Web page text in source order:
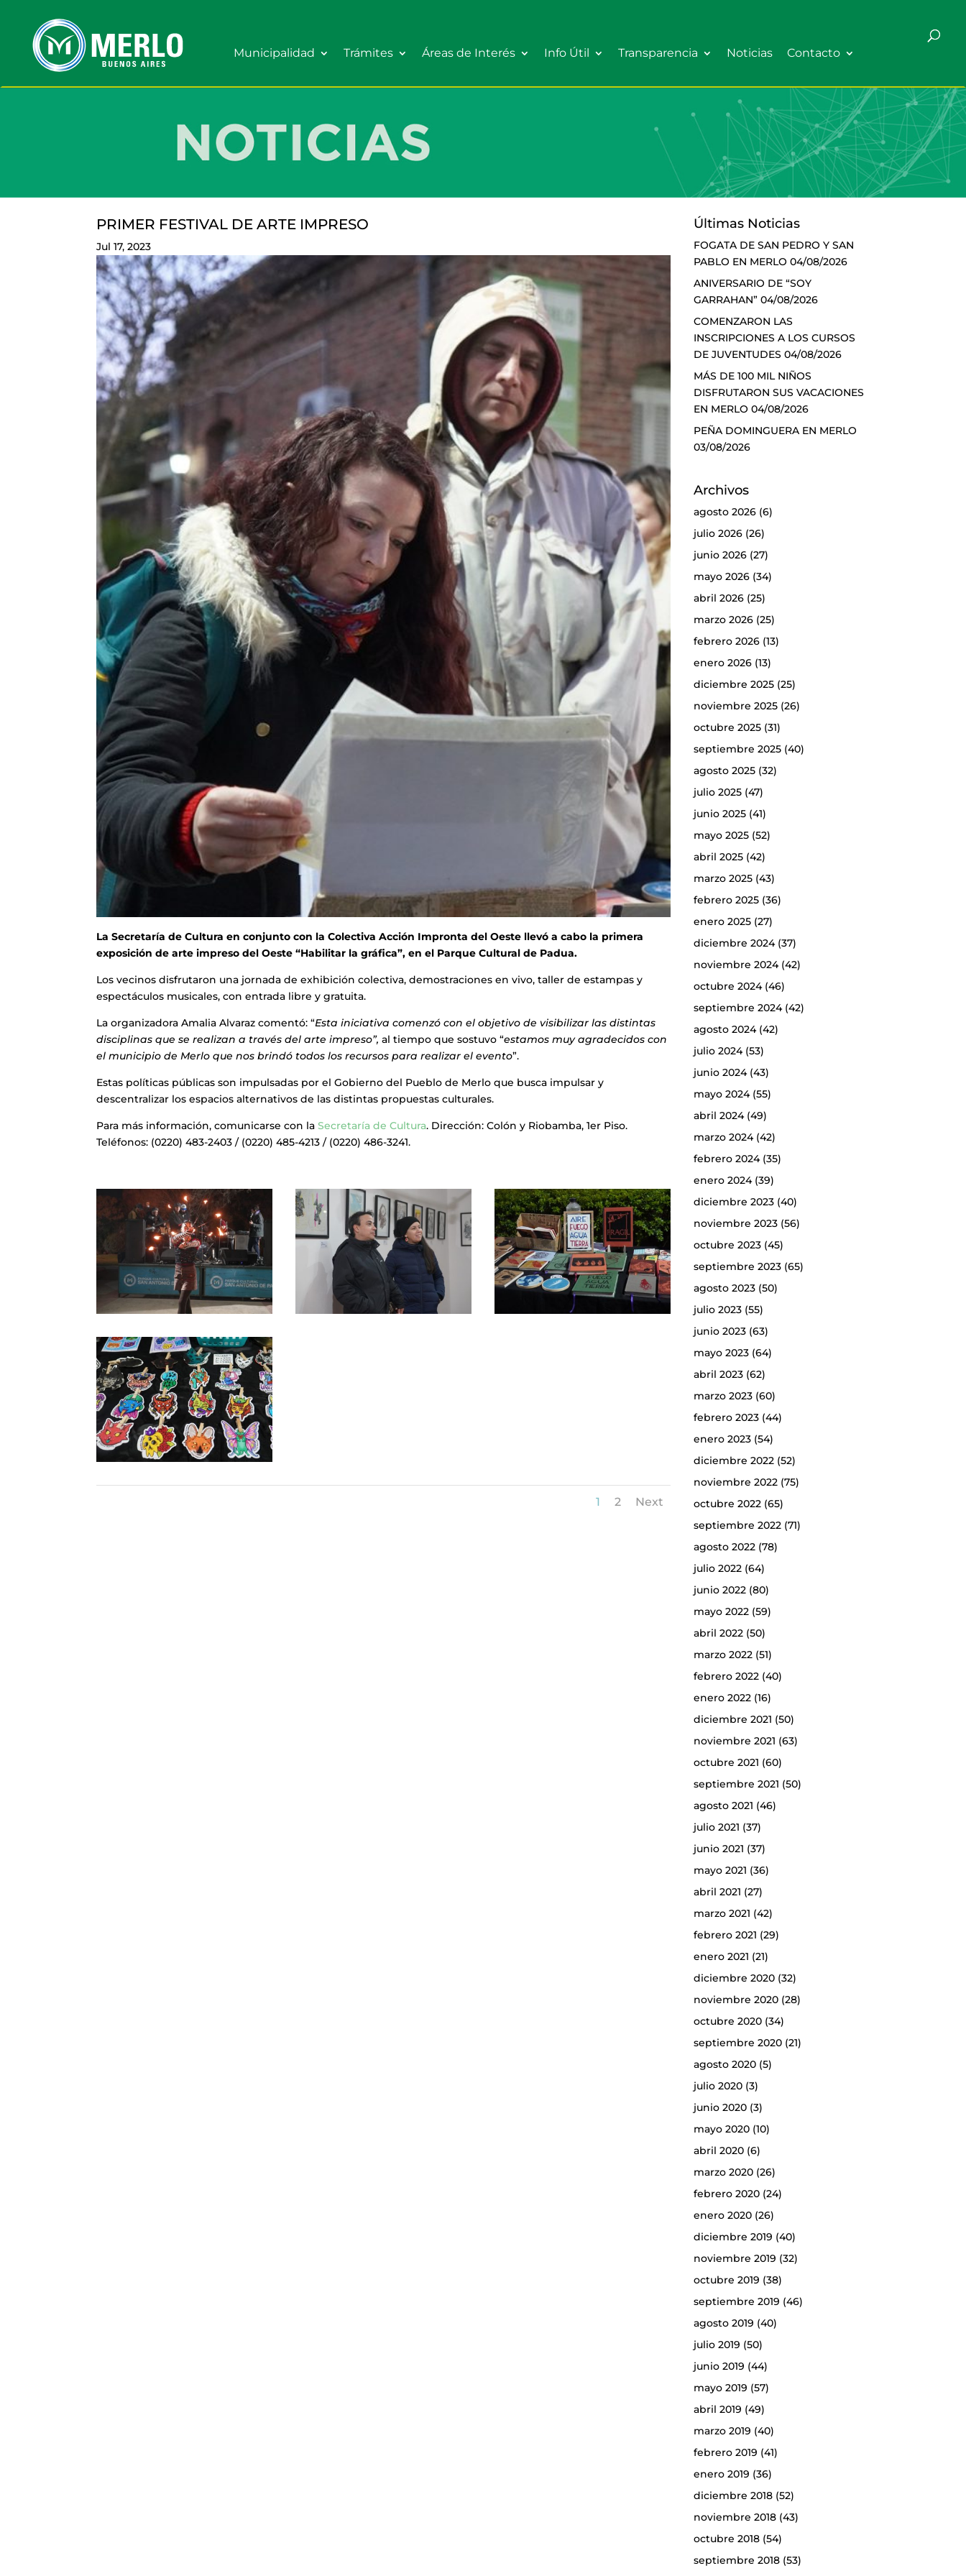
Municipalidad Trámites Áreas de Interés Info Útil Transparencia Noticias Contacto
PRIMER FESTIVAL DE ARTE IMPRESO
Jul 17, 2023
La Secretaría de Cultura en conjunto con la Colectiva Acción Impronta del Oeste llevó a cabo la primera
exposición de arte impreso del Oeste “Habilitar la gráfica”, en el Parque Cultural de Padua.
Los vecinos disfrutaron una jornada de exhibición colectiva, demostraciones en vivo, taller de estampas y
espectáculos musicales, con entrada libre y gratuita.
La organizadora Amalia Alvaraz comentó: “Esta iniciativa comenzó con el objetivo de visibilizar las distintas
disciplinas que se realizan a través del arte impreso”,al tiempo que sostuvo “estamos muy agradecidos con
el municipio de Merlo que nos brindó todos los recursos para realizar el evento”.
Estas políticas públicas son impulsadas por el Gobierno del Pueblo de Merlo que busca impulsar y
descentralizar los espacios alternativos de las distintas propuestas culturales.
Para más información, comunicarse con laSecretaría de Cultura. Dirección: Colón y Riobamba, 1er Piso.
Teléfonos: (0220) 483-2403 / (0220) 485-4213 / (0220) 486-3241.
1 2 Next
Últimas Noticias
FOGATA DE SAN PEDRO Y SAN
PABLO EN MERLO 04/08/2026
ANIVERSARIO DE “SOY
GARRAHAN” 04/08/2026
COMENZARON LAS
INSCRIPCIONES A LOS CURSOS
DE JUVENTUDES 04/08/2026
MÁS DE 100 MIL NIÑOS
DISFRUTARON SUS VACACIONES
EN MERLO 04/08/2026
PEÑA DOMINGUERA EN MERLO
03/08/2026
Archivos
agosto 2026(6)
julio 2026(26)
junio 2026(27)
mayo 2026(34)
abril 2026(25)
marzo 2026(25)
febrero 2026(13)
enero 2026(13)
diciembre 2025(25)
noviembre 2025(26)
octubre 2025(31)
septiembre 2025(40)
agosto 2025(32)
julio 2025(47)
junio 2025(41)
mayo 2025(52)
abril 2025(42)
marzo 2025(43)
febrero 2025(36)
enero 2025(27)
diciembre 2024(37)
noviembre 2024(42)
octubre 2024(46)
septiembre 2024(42)
agosto 2024(42)
julio 2024(53)
junio 2024(43)
mayo 2024(55)
abril 2024(49)
marzo 2024(42)
febrero 2024(35)
enero 2024(39)
diciembre 2023(40)
noviembre 2023(56)
octubre 2023(45)
septiembre 2023(65)
agosto 2023(50)
julio 2023(55)
junio 2023(63)
mayo 2023(64)
abril 2023(62)
marzo 2023(60)
febrero 2023(44)
enero 2023(54)
diciembre 2022(52)
noviembre 2022(75)
octubre 2022(65)
septiembre 2022(71)
agosto 2022(78)
julio 2022(64)
junio 2022(80)
mayo 2022(59)
abril 2022(50)
marzo 2022(51)
febrero 2022(40)
enero 2022(16)
diciembre 2021 (50)
noviembre 2021 (63)
octubre 2021 (60)
septiembre 2021 (50)
agosto 2021 (46)
julio 2021 (37)
junio 2021 (37)
mayo 2021 (36)
abril 2021 (27)
marzo 2021 (42)
febrero 2021 (29)
enero 2021 (21)
diciembre 2020(32)
noviembre 2020(28)
octubre 2020(34)
septiembre 2020(21)
agosto 2020(5)
julio 2020(3)
junio 2020(3)
mayo 2020(10)
abril 2020(6)
marzo 2020(26)
febrero 2020(24)
enero 2020(26)
diciembre 2019 (40)
noviembre 2019 (32)
octubre 2019 (38)
septiembre 2019 (46)
agosto 2019 (40)
julio 2019 (50)
junio 2019 (44)
mayo 2019 (57)
abril 2019 (49)
marzo 2019 (40)
febrero 2019 (41)
enero 2019 (36)
diciembre 2018(52)
noviembre 2018(43)
octubre 2018(54)
septiembre 2018(53)